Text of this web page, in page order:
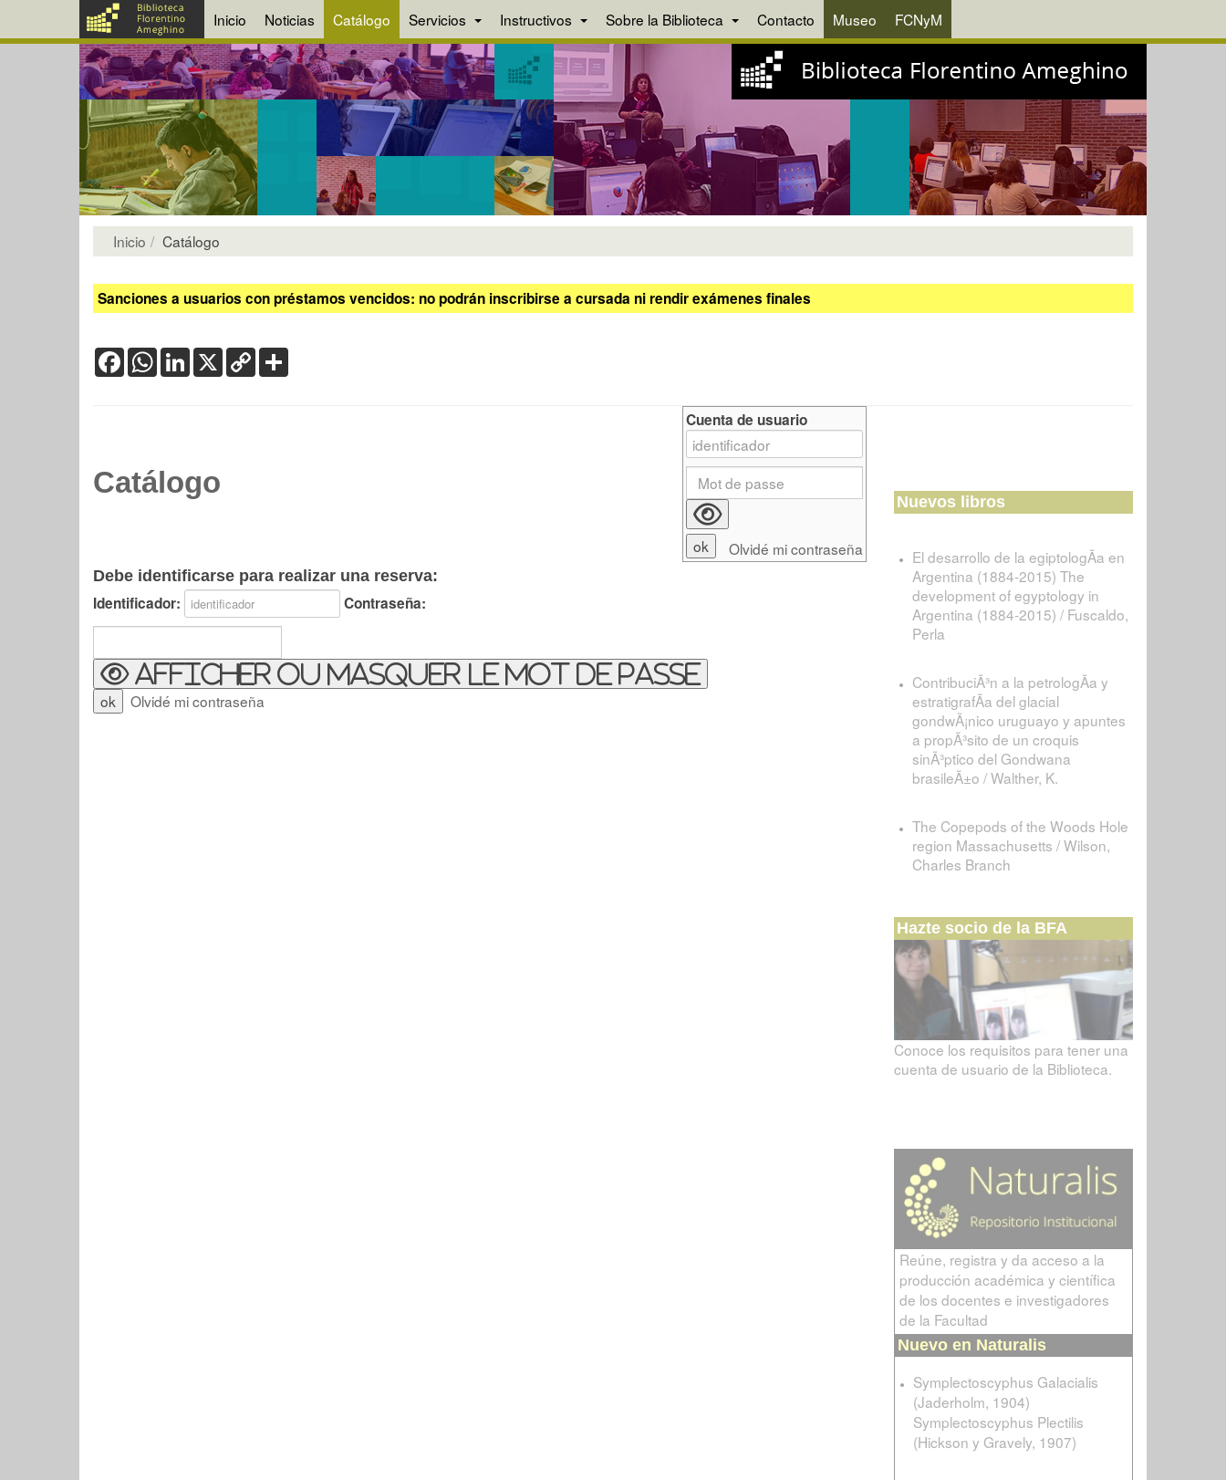
Inicio Noticias Catálogo Servicios Instructivos Sobre la Biblioteca Contacto Museo FCNyM
Inicio Catálogo
Sanciones a usuarios con préstamos vencidos: no podrán inscribirse a cursada ni rendir exámenes finales
FacebookWhatsApp
LinkedIn
X Copy
Link
Catálogo
Debe identificarse para realizar una reserva:
Identificador: Contraseña:
Afficher ou masquer le mot de passe
Olvidé mi contraseña
Cuenta de usuario
Olvidé mi contraseña
Nuevos libros
El desarrollo de la egiptologÃ­a en
Argentina (1884-2015) The
development of egyptology in
Argentina (1884-2015) / Fuscaldo,
Perla
ContribuciÃ³n a la petrologÃ­a y
estratigrafÃ­a del glacial
gondwÃ¡nico uruguayo y apuntes
a propÃ³sito de un croquis
sinÃ³ptico del Gondwana
brasileÃ±o / Walther, K.
The Copepods of the Woods Hole
region Massachusetts / Wilson,
Charles Branch
Hazte socio de la BFA
Conoce los requisitos para tener una
cuenta de usuario de la Biblioteca.
Reúne, registra y da acceso a la
producción académica y científica
de los docentes e investigadores
de la Facultad
Nuevo en Naturalis
Symplectoscyphus Galacialis
(Jaderholm, 1904)
Symplectoscyphus Plectilis
(Hickson y Gravely, 1907)